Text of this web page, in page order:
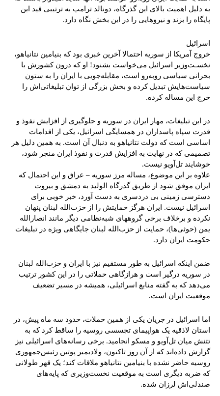
به دلیل اهمیت بالای این گذرگاه، دونالد ترامپ به ترتیبی قید این
پایگاه را بزند و نیروهایی را در این بخش نگاه دارد.
اسرائیل
خروج آمریکا از سوریه احتمالا آخرین خبری بود که بنیامین نتانیاهو،
نخسـت‌وزیر اسرائیل می‌خواست بشنود! او که درون کشورش با
بحرانی سیاسی روبه‌رو است، مقابله‌جویی با ایران را به ستون
سیاست‌هایش تبدیل کرده و بخش بزرگی از توان تبلیغاتی‌اش را
خرج این مساله کرده.
در این تبلیغات، مهار ایران در سوریه و جلوگیری از افزایش نفوذ و
قدرت سپاه پاسداران در همسایگی اسرائیل، یکی از اقدامات
اساسی است که دولت نتانیاهو به دنبال آن است. به همین دلیل هر
تصمیمی که در نهایت به افزایش قدرت و نفوذ ایران منجر شود،
خوشایند تل‌آویو نیست.
علاوه بر این موضوع، مساله مرز سوریه – عراق و این احتمال که
ایران موفق شود از طریق گذرگاه الولید به دمشق و بیروت
دسترسی زمینی بی دردسری به دست آورد، خبر خوبی برای
اسرائیل نیست. ایران هرگز حمایتش را از حزب‌الله لبنان پنهان
نکرده و برخلاف برخی گروههای شبه‌نظامی دیگر مانند انصارالله
یمن (حوثی‌ها)، حمایت از حزب‌الله لبنان جایگاهی ویژه در تبلیغات
حکومت ایران دارد.
ضمن اینکه اسرائیل به طور مستقیم نیز با ایران و حزب‌الله لبنان
در سوریه درگیر است و هرازگاهی حملاتی را در این کشور ترتیب
می‌دهد که به گفته منابع اسرائیلی، همیشه در مسیر تضعیف
موقعیت ایران است.
اما اسرائیل در جریان یکی از همین حملات، حدود سه ماه پیش، در
استان لاذقیه یک هواپیمای تجسسی روسیه را ساقط کرد که به
تتنش میان تل‌آویو و مسکو انجامید. برخی رسانه‌های اسرائیلی نیز
گزارش داده‌اند که از آن روز تاکنون، ولادیمیر پوتین رئیس‌جمهوری
روسیه حاضر نشده با بنیامین نتانیاهو ملاقات کند؛ یک قهر طولانی
که ضربه دیگری است به موقعیت نخست‌وزیری که پایه‌های
صندلی‌اش لرزان شده.